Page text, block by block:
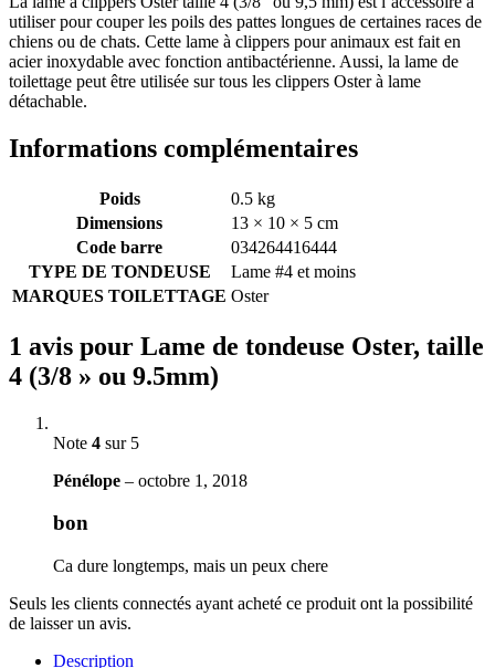
utiliser pour couper les poils des pattes longues de certaines races de
chiens ou de chats. Cette lame à clippers pour animaux est fait en
acier inoxydable avec fonction antibactérienne. Aussi, la lame de
toilettage peut être utilisée sur tous les clippers Oster à lame
détachable.
Informations complémentaires
Poids
0.5 kg
Dimensions
13 × 10 × 5 cm
Code barre
034264416444
TYPE DE TONDEUSE
Lame #4 et moins
MARQUES TOILETTAGE Oster
1 avis pour Lame de tondeuse Oster, taille
4 (3/8 » ou 9.5mm)
Note 4 sur 5
Pénélope – octobre 1, 2018
bon
Ca dure longtemps, mais un peux chere
Seuls les clients connectés ayant acheté ce produit ont la possibilité
de laisser un avis.
Description